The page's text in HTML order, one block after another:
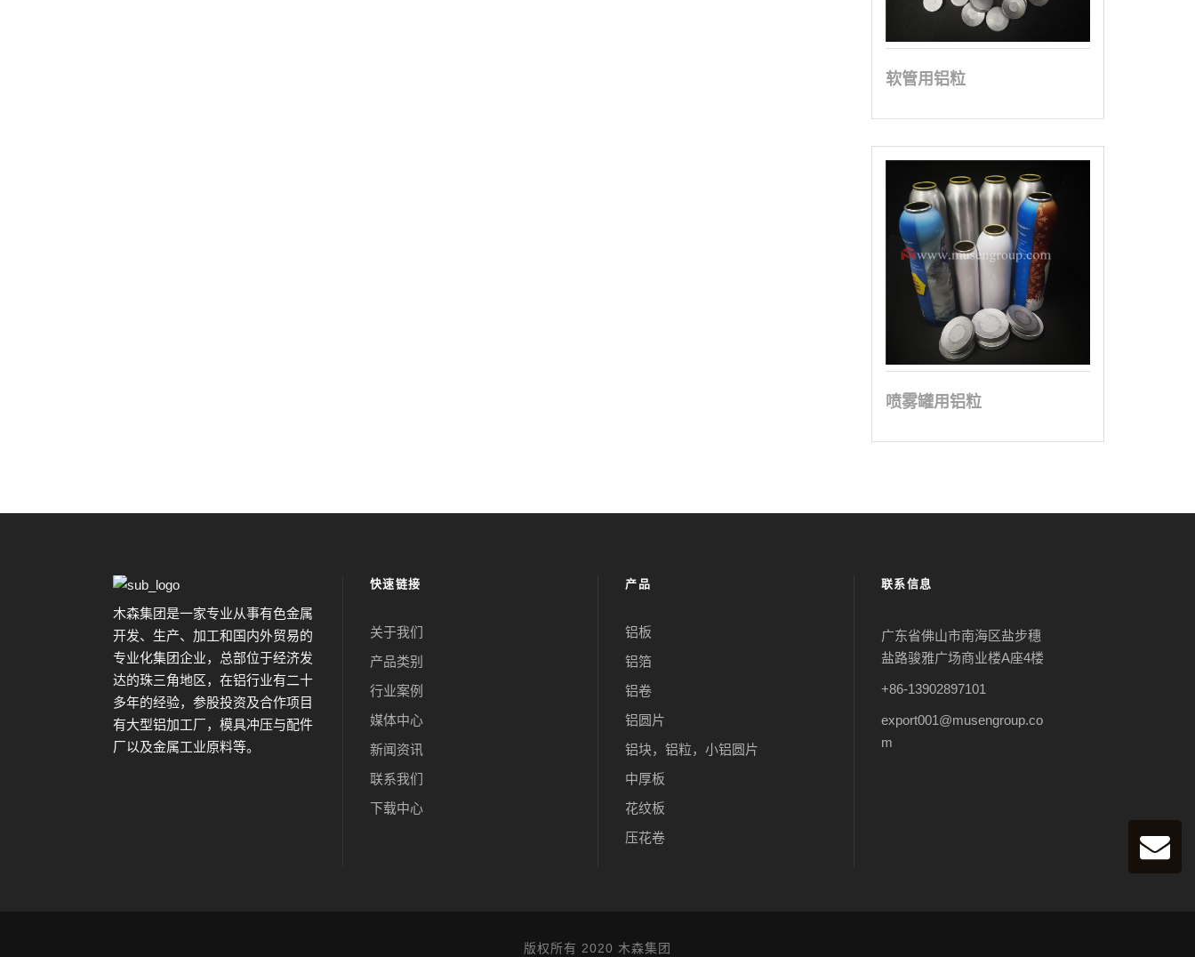
软管用铝粒
喷雾罐用铝粒
木森集团是一家专业从事有色金属
开发、生产、加工和国内外贸易的
专业化集团企业，总部位于经济发
达的珠三角地区，在铝行业有二十
多年的经验，参股投资及合作项目
有大型铝加工厂，模具冲压与配件
厂以及金属工业原料等。
快速链接
关于我们
产品类别
行业案例
媒体中心
新闻资讯
联系我们
下载中心
产品
铝板
铝箔
铝卷
铝圆片
铝块，铝粒，小铝圆片
中厚板
花纹板
压花卷
联系信息
广东省佛山市南海区盐步穗
盐路骏雅广场商业楼A座4楼
+86-13902897101
export001@musengroup.co
m
版权所有 2020 木森集团